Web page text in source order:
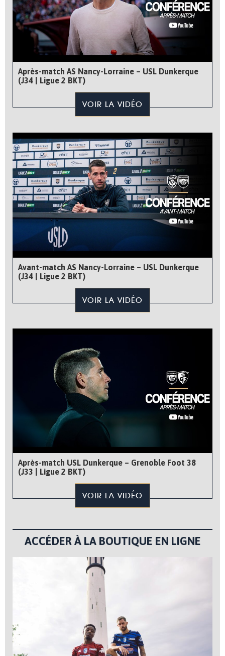
Après-match AS Nancy-Lorraine – USL Dunkerque
(J34 | Ligue 2 BKT)
VOIR LA VIDÉO
Avant-match AS Nancy-Lorraine – USL Dunkerque
(J34 | Ligue 2 BKT)
VOIR LA VIDÉO
Après-match USL Dunkerque – Grenoble Foot 38
(J33 | Ligue 2 BKT)
VOIR LA VIDÉO
ACCÉDER À LA BOUTIQUE EN LIGNE